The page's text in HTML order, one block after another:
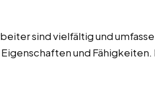
sind vielfältig und
und Fähigkeiten.